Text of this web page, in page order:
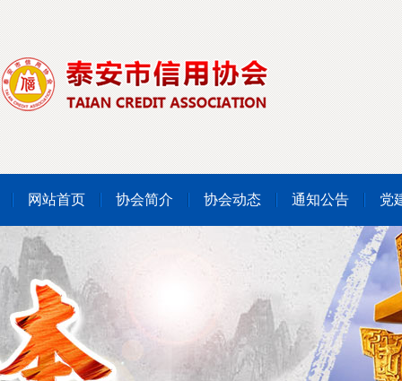
网站首页 协会简介 协会动态 通知公告 党